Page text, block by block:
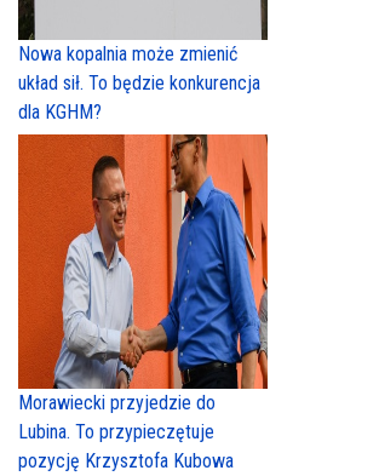
Nowa kopalnia może zmienić
układ sił. To będzie konkurencja
dla KGHM?
Morawiecki przyjedzie do
Lubina. To przypieczętuje
pozycję Krzysztofa Kubowa